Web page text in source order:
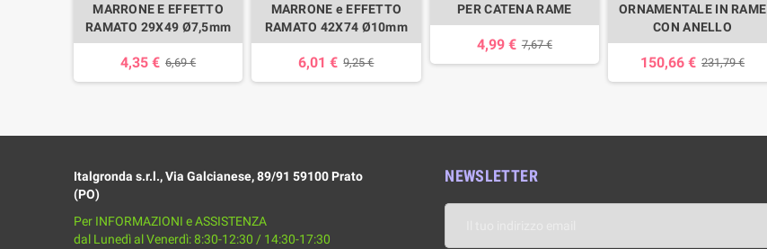
MARRONE E EFFETTO
RAMATO 29X49 Ø7,5mm
4,35 € 6,69 €
MARRONE e EFFETTO
RAMATO 42X74 Ø10mm
6,01 € 9,25 €
PER CATENA RAME
4,99 € 7,67 €
ORNAMENTALE IN RAME
CON ANELLO
150,66 € 231,79 €
Italgronda s.r.l., Via Galcianese, 89/91 59100 Prato
(PO)
Per INFORMAZIONI e ASSISTENZA
dal Lunedì al Venerdì: 8:30-12:30 / 14:30-17:30
NEWSLETTER